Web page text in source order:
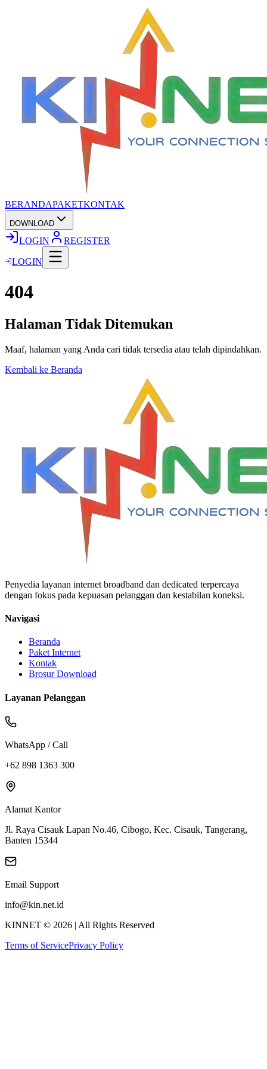
BERANDAPAKETKONTAK
DOWNLOAD
LOGIN REGISTER
LOGIN
404
Halaman Tidak Ditemukan
Maaf, halaman yang Anda cari tidak tersedia atau telah dipindahkan.
Kembali ke Beranda
Penyedia layanan internet broadband dan dedicated terpercaya
dengan fokus pada kepuasan pelanggan dan kestabilan koneksi.
Navigasi
Beranda
Paket Internet
Kontak
Brosur Download
Layanan Pelanggan
WhatsApp / Call
+62 898 1363 300
Alamat Kantor
Jl. Raya Cisauk Lapan No.46, Cibogo, Kec. Cisauk, Tangerang,
Banten 15344
Email Support
info@kin.net.id
KINNET © 2026 | All Rights Reserved
Terms of ServicePrivacy Policy